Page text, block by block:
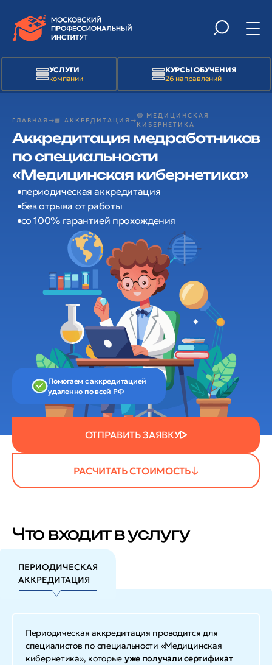
УСЛУГИ
компании
КУРСЫ ОБУЧЕНИЯ
26 направлений
ГЛАВНАЯ 📙 АККРЕДИТАЦИЯ
🟢 МЕДИЦИНСКАЯ
КИБЕРНЕТИКА
Аккредитация медработников
по специальности
«Медицинская кибернетика»
периодическая аккредитация
без отрыва от работы
со 100% гарантией прохождения
РАСЧИТАТЬ СТОИМОСТЬ
ОТПРАВИТЬ ЗАЯВКУ
Помогаем с аккредитацией
удаленно по всей РФ
Что входит в услугу
ПЕРИОДИЧЕСКАЯ
АККРЕДИТАЦИЯ
Периодическая аккредитация проводится для
специалистов по специальности «Медицинская
кибернетика», которые уже получали сертификат